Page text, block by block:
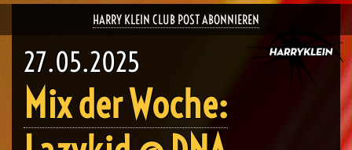
HARRY KLEIN CLUB POST ABONNIEREN
27.05.2025
Mix der Woche: